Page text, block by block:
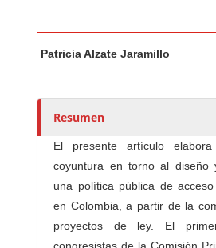
u
o
e
Patricia Alzate Jaramillo
Resumen
El presente artículo
coyuntura en torno al diseño
una política pública de
en Colombia, a partir de la
proyectos de ley. El